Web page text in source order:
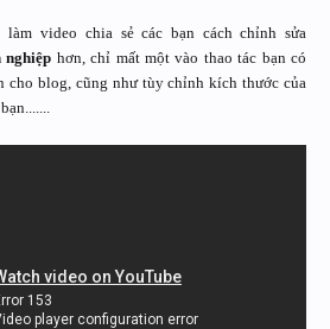
video chia sẻ các bạn cách chỉnh sửa
nghiệp hơn, chỉ mất một vào thao tác bạn có
cho blog, cũng như tùy chỉnh kích thước của